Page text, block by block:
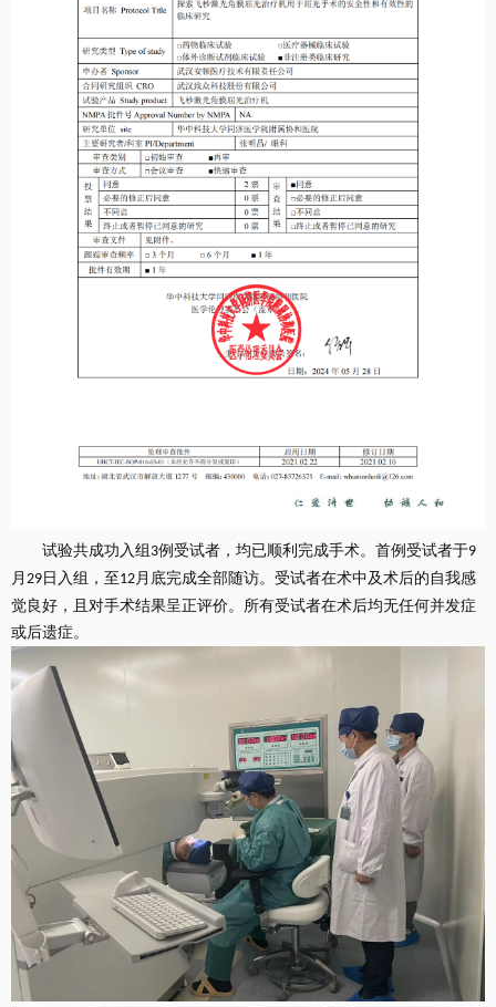
试验共成功入组 3例受试者，均已顺利完成手术。首例受试者于9
月 29 日入组，至 12月底完成全部随访。 受试者在术中及术后的自我感
觉良好，且对手术结果呈正评价。所有受试者在术后均无任何并发症
或后遗症。